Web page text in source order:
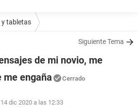
y tabletas
Siguiente Tema
de mi novio, me
me engaña
Cerrado
dic 2020 a las 12:33